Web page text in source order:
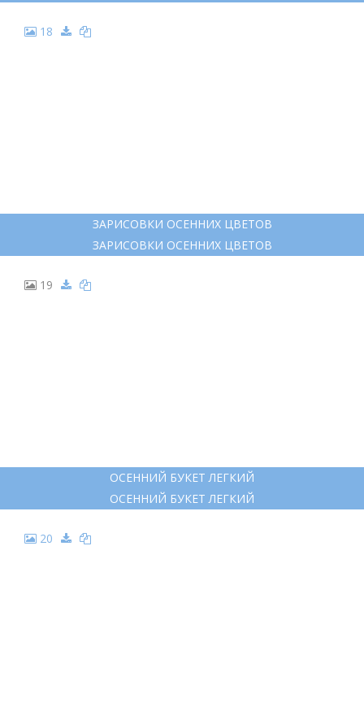
18
ЗАРИСОВКИ ОСЕННИХ ЦВЕТОВ
ЗАРИСОВКИ ОСЕННИХ ЦВЕТОВ
19
ОСЕННИЙ БУКЕТ ЛЕГКИЙ
ОСЕННИЙ БУКЕТ ЛЕГКИЙ
20